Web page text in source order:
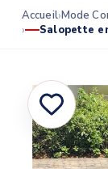
Accueil Mode
Salopette